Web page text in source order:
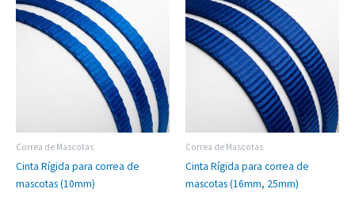
Correa de Mascotas
Cinta Rígida para correa de
mascotas (10mm)
Correa de Mascotas
Cinta Rígida para correa de
mascotas (16mm, 25mm)